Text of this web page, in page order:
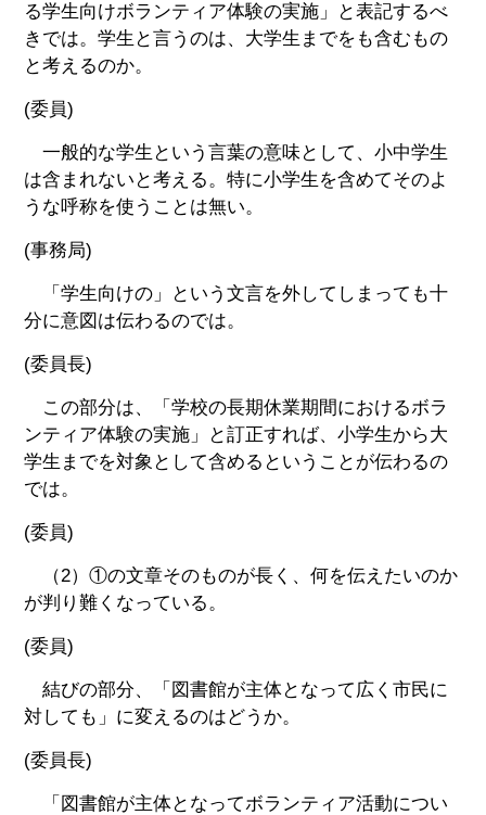
る学生向けボランティア体験の実施」と表記するべ
きでは。学生と言うのは、大学生までをも含むもの
と考えるのか。
(委員)
一般的な学生という言葉の意味として、小中学生
は含まれないと考える。特に小学生を含めてそのよ
うな呼称を使うことは無い。
(事務局)
「学生向けの」という文言を外してしまっても十
分に意図は伝わるのでは。
(委員長)
この部分は、「学校の長期休業期間におけるボラ
ンティア体験の実施」と訂正すれば、小学生から大
学生までを対象として含めるということが伝わるの
では。
(委員)
（2）①の文章そのものが長く、何を伝えたいのか
が判り難くなっている。
(委員)
結びの部分、「図書館が主体となって広く市民に
対しても」に変えるのはどうか。
(委員長)
「図書館が主体となってボランティア活動につい